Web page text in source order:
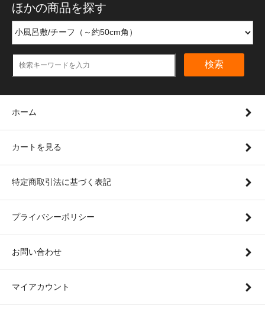
ほかの商品を探す
検索
ホーム
カートを見る
特定商取引法に基づく表記
プライバシーポリシー
お問い合わせ
マイアカウント